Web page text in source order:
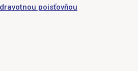
poisťovňou